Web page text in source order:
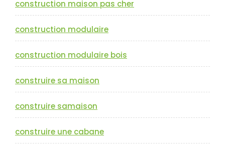
construction maison pas cher
construction modulaire
construction modulaire bois
construire sa maison
construire samaison
construire une cabane